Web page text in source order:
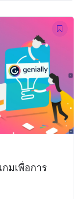
มเพื่อการ